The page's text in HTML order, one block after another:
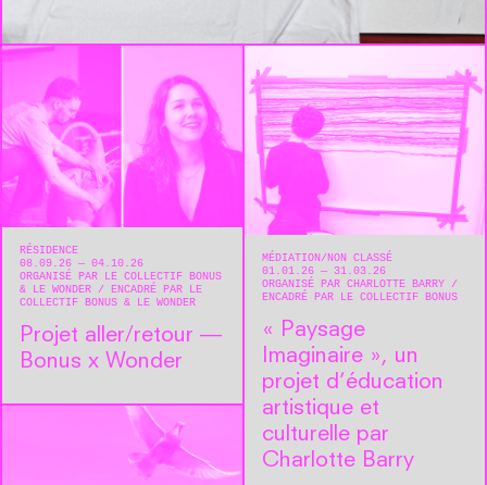
RÉSIDENCE
08.09.26 — 04.10.26
ORGANISÉ PAR LE COLLECTIF BONUS
& LE WONDER
ENCADRÉ PAR LE
COLLECTIF BONUS & LE WONDER
Projet aller/retour —
Bonus x Wonder
MÉDIATION
NON CLASSÉ
01.01.26 — 31.03.26
ORGANISÉ PAR CHARLOTTE BARRY
ENCADRÉ PAR LE COLLECTIF BONUS
« Paysage
Imaginaire », un
projet d’éducation
artistique et
culturelle par
Charlotte Barry